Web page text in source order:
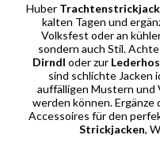
Huber
kalten Tagen und
Volksfest oder an
sondern auch Stil.
Dirndl oder zur
sind schlichte Jacken
auffälligen Mustern und
werden können.
Accessoires für den
Strickjacken,